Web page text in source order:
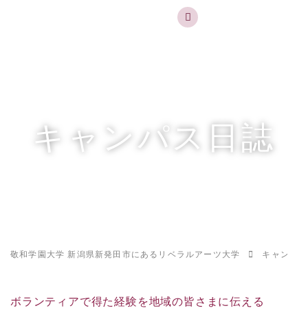
キャンパス日誌
敬和学園大学 新潟県新発田市にあるリベラルアーツ大学 キャンパ
ボランティアで得た経験を地域の皆さまに伝える